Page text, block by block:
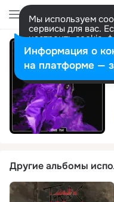
Мы используем
сервисы для вас.
настроить cookie-
представитель.
Разрешить все
Другие альбомы
Информация о
на платформе —